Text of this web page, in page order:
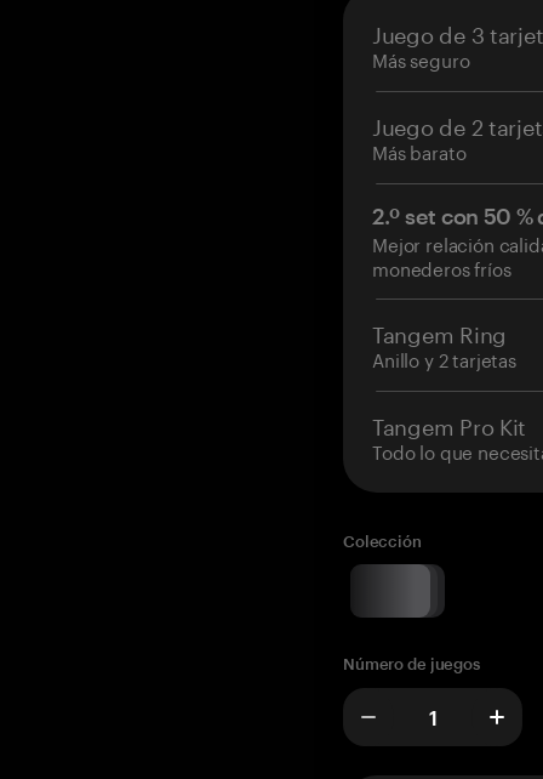
Juego de 3
Más seguro
Juego de 2
Más barato
2.º set con 50
Mejor relación
monederos fríos
Tangem Ring
Anillo y 2 tarjetas
Tangem Pro Kit
Todo lo que
Colección
Número de juegos